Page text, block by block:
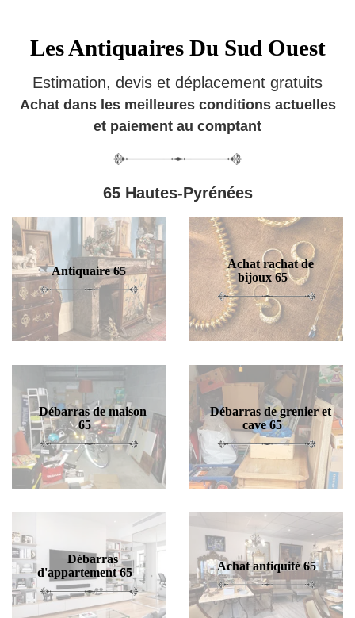
Les Antiquaires Du Sud Ouest
Estimation, devis et déplacement gratuits
Achat dans les meilleures conditions actuelles
et paiement au comptant
65 Hautes-Pyrénées
Antiquaire 65
Achat rachat de
bijoux 65
Débarras de maison
65
Débarras de grenier et
cave 65
Débarras
d'appartement 65
Achat antiquité 65